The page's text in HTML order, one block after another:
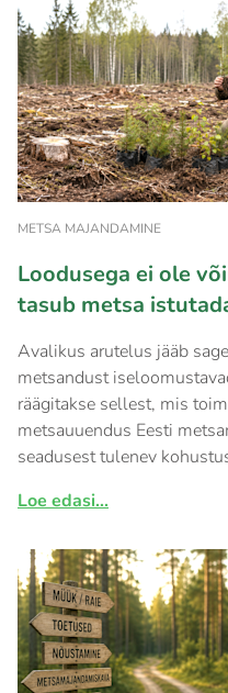
METSA MAJANDAMINE
Loodusega ei ole
tasub metsa
Avalikus arutelus jääb
metsandust
räägitakse sellest, mis
metsauuendus Eesti
seadusest tulenev
Loe edasi...